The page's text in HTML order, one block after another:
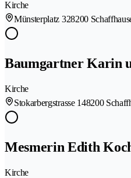
Kirche
Münsterplatz 328200
Baumgartner Karin
Kirche
Stokarbergstrasse 148200
Mesmerin Edith
Kirche